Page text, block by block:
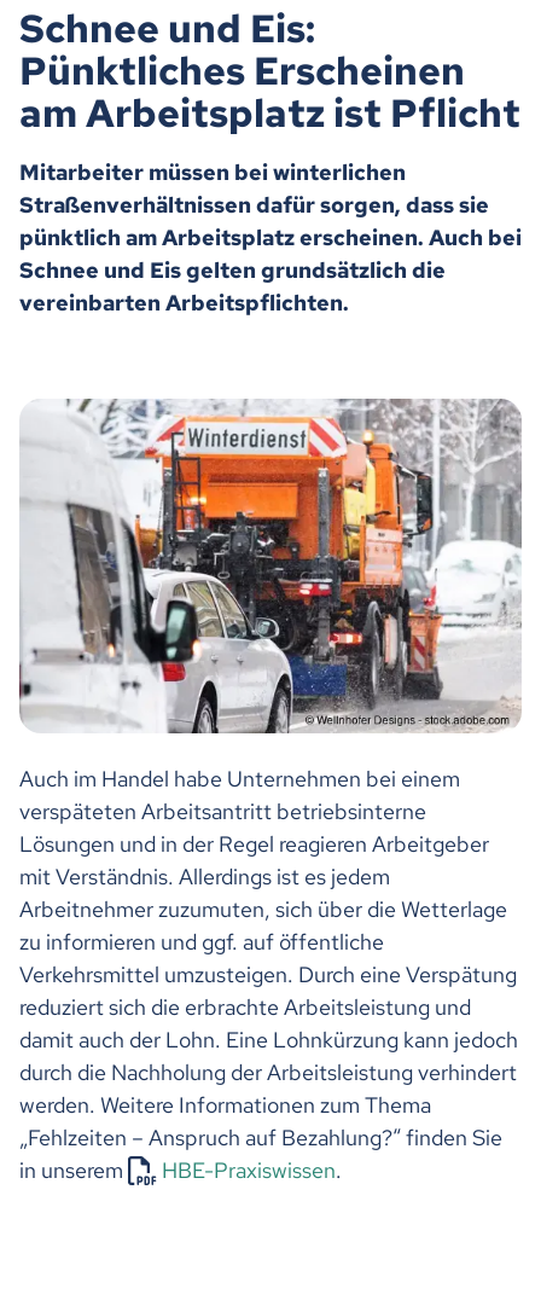
Schnee und Eis:
Pünktliches Erscheinen
am Arbeitsplatz ist Pflicht
Mitarbeiter müssen bei winterlichen
Straßenverhältnissen dafür sorgen, dass sie
pünktlich am Arbeitsplatz erscheinen. Auch bei
Schnee und Eis gelten grundsätzlich die
vereinbarten Arbeitspflichten.
Auch im Handel habe Unternehmen bei einem
verspäteten Arbeitsantritt betriebsinterne
Lösungen und in der Regel reagieren Arbeitgeber
mit Verständnis. Allerdings ist es jedem
Arbeitnehmer zuzumuten, sich über die Wetterlage
zu informieren und ggf. auf öffentliche
Verkehrsmittel umzusteigen. Durch eine Verspätung
reduziert sich die erbrachte Arbeitsleistung und
damit auch der Lohn. Eine Lohnkürzung kann jedoch
durch die Nachholung der Arbeitsleistung verhindert
werden. Weitere Informationen zum Thema
„Fehlzeiten – Anspruch auf Bezahlung?“ finden Sie
in unserem
HBE-Praxiswissen.